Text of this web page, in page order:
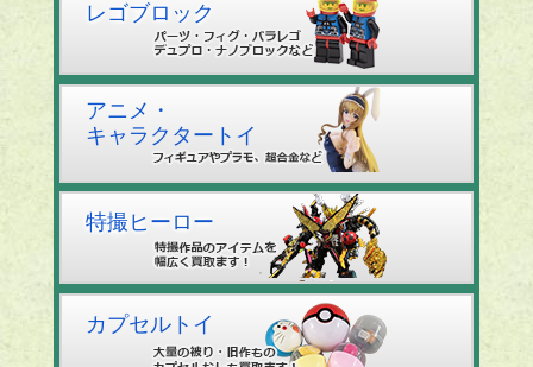
レゴブロック
アニメ・
キャラクタートイ
特撮ヒーロー
カプセルトイ